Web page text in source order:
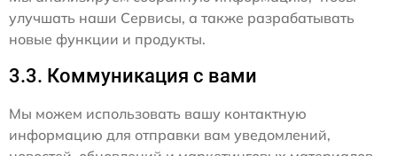
улучшать наши Сервисы, а также разрабатывать
новые функции и продукты.
3.3. Коммуникация с вами
Мы можем использовать вашу контактную
информацию для отправки вам уведомлений,